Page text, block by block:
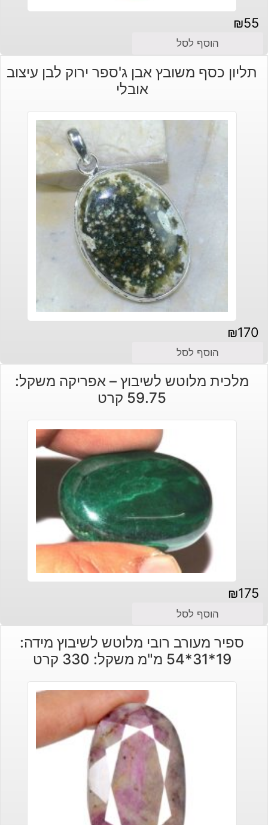
₪55
הוסף לסל
תליון כסף משובץ אבן ג'ספר ירוק לבן עיצוב
אובלי
₪170
הוסף לסל
מלכית מלוטש לשיבוץ – אפריקה משקל:
59.75 קרט
₪175
הוסף לסל
ספיר מעורב רובי מלוטש לשיבוץ מידה:
19*31*54 מ"מ משקל: 330 קרט